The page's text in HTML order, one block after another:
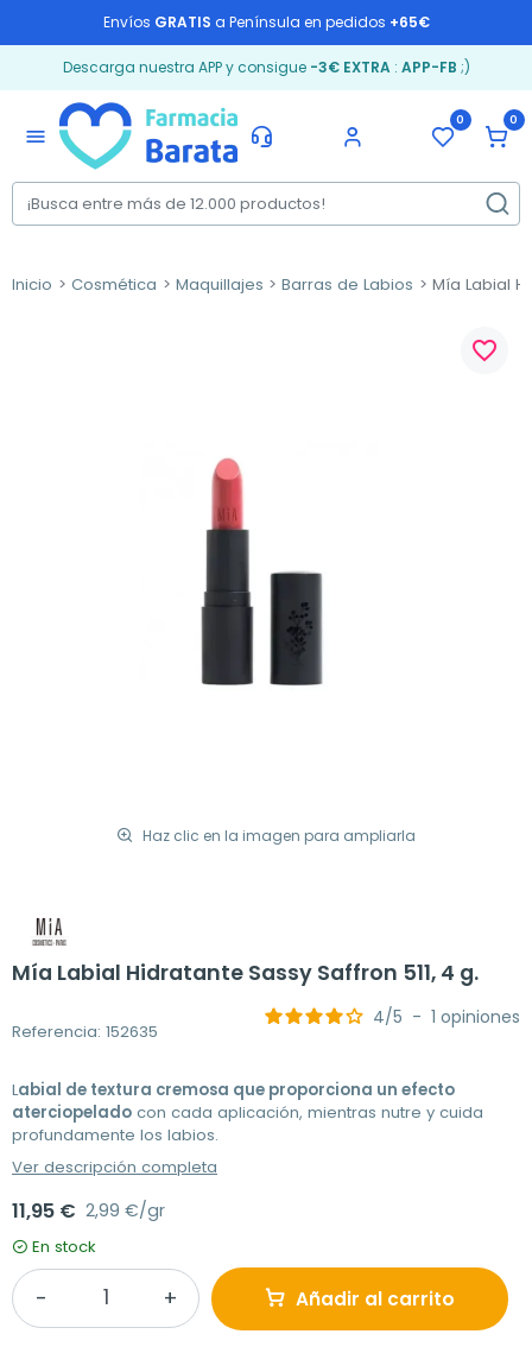
Envíos GRATIS a Península en pedidos +65€
Descarga nuestra APP y consigue -3€ EXTRA: APP-FB ;)
menu
0 0
Inicio Cosmética Maquillajes Barras de Labios Mía Labial
Haz clic en la imagen para ampliarla
favorite_border
Mía Labial Hidratante Sassy Saffron 511, 4 g.
Referencia: 152635
4/5 - 1 opiniones
Labial de textura cremosa que proporciona un efecto
aterciopelado con cada aplicación, mientras nutre y cuida
profundamente los labios.
Ver descripción completa
11,95 € 2,99 €/gr
En stock
Añadir al carrito